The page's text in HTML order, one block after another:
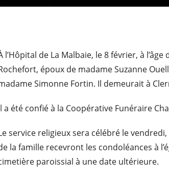
l’Hôpital de La Malbaie, le 8 février, à
époux de madame Suzanne
Simonne Fortin. Il demeurait à
a été confié à la Coopérative Funéraire
service religieux sera célébré le
la famille recevront les condoléances à
paroissial à une date ultérieure.